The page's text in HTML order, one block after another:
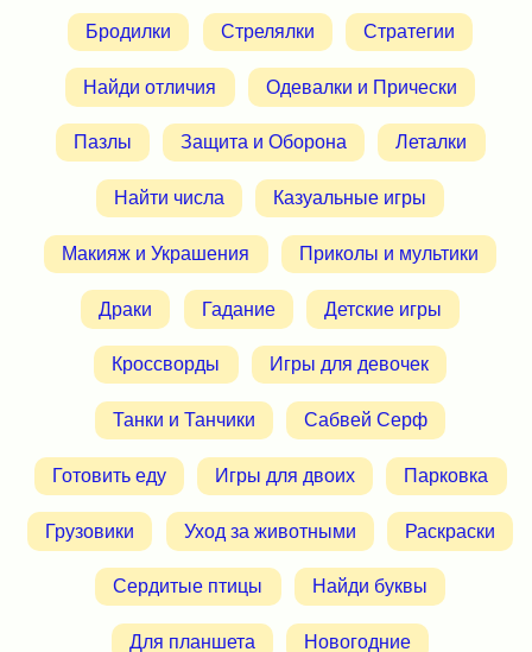
Бродилки Стрелялки Стратегии
Найди отличия Одевалки и Прически
Пазлы Защита и Оборона Леталки
Найти числа Казуальные игры
Макияж и Украшения Приколы и мультики
Драки Гадание Детские игры
Кроссворды Игры для девочек
Танки и Танчики Сабвей Серф
Готовить еду Игры для двоих Парковка
Грузовики Уход за животными Раскраски
Сердитые птицы Найди буквы
Для планшета Новогодние